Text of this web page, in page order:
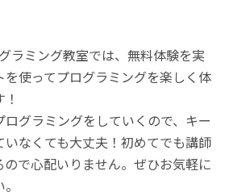
ラミング教室では、無料体験を実
使ってプログラミングを楽しく体
グラミングをしていくので、キー
なくても大丈夫！初めてでも講師
で心配いりません。ぜひお気軽に